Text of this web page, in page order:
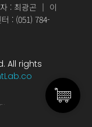
: 최광곤 ｜ 이
: (051) 784-
All rights